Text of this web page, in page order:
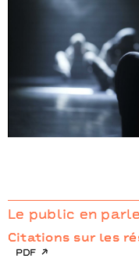
Le public en parle
Citations sur les
pdf